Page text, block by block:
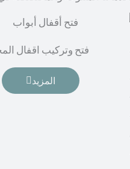
فتح وتركيب اقفال
المزيد